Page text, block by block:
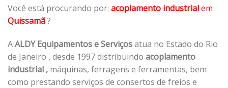
Você está procurando por: acoplamento industrialem
Quissamã?
AALDY Equipamentos e Serviçosatua no Estado do Rio
de Janeiro , desde 1997 distribuindo acoplamento
industrial , máquinas, ferragens e ferramentas, bem
como prestando serviços de consertos de freios e